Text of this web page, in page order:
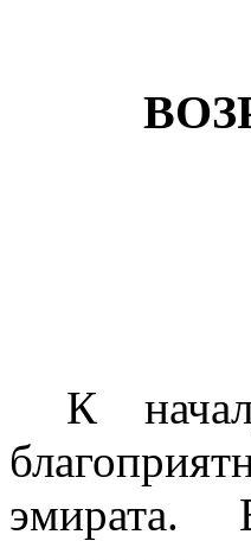
К
эмирата.